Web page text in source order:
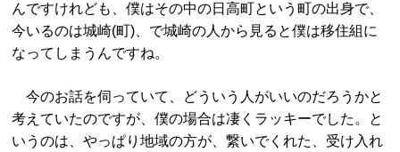
んですけれども、僕はその中の日高町という町の出身で、
今いるのは城崎(町)、で城崎の人から見ると僕は移住組に
なってしまうんですね。
今のお話を伺っていて、どういう人がいいのだろうかと
考えていたのですが、僕の場合は凄くラッキーでした。と
いうのは、やっぱり地域の方が、繋いでくれた、受け入れ